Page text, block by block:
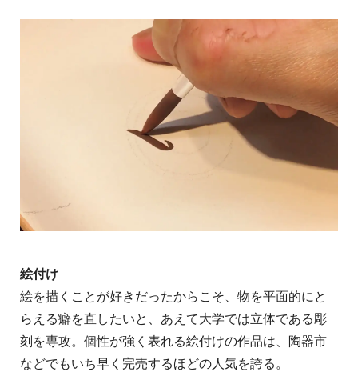
絵付け
絵を描くことが好きだったからこそ、物を平面的にと
らえる癖を直したいと、あえて大学では立体である彫
刻を専攻。個性が強く表れる絵付けの作品は、陶器市
などでもいち早く完売するほどの人気を誇る。